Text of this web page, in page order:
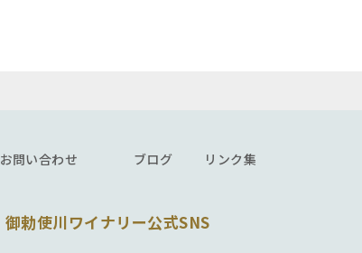
お問い合わせ ブログ リンク集
御勅使川ワイナリー公式SNS